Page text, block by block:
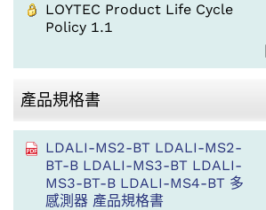
LOYTEC Product Life Cycle
Policy 1.1
產品規格書
LDALI-MS2-BT LDALI-MS2-
BT-B LDALI-MS3-BT LDALI-
MS3-BT-B LDALI-MS4-BT 多
感測器 產品規格書